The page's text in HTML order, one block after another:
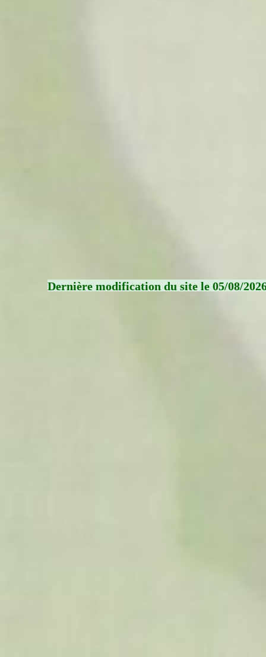
Dernière modification du site le 05/08/